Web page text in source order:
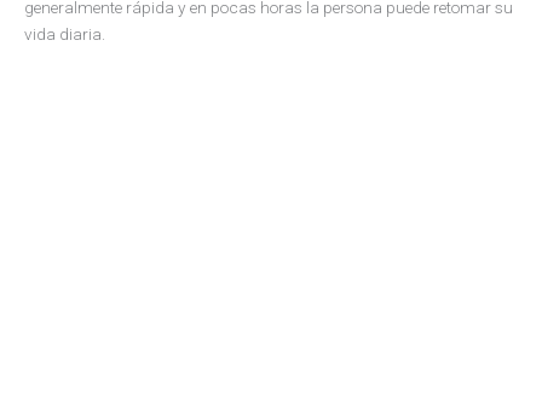
generalmente rápida y en pocas horas la persona puede retomar su
vida diaria.